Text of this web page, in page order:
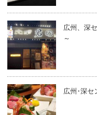
広州、深
～
広州･深セ